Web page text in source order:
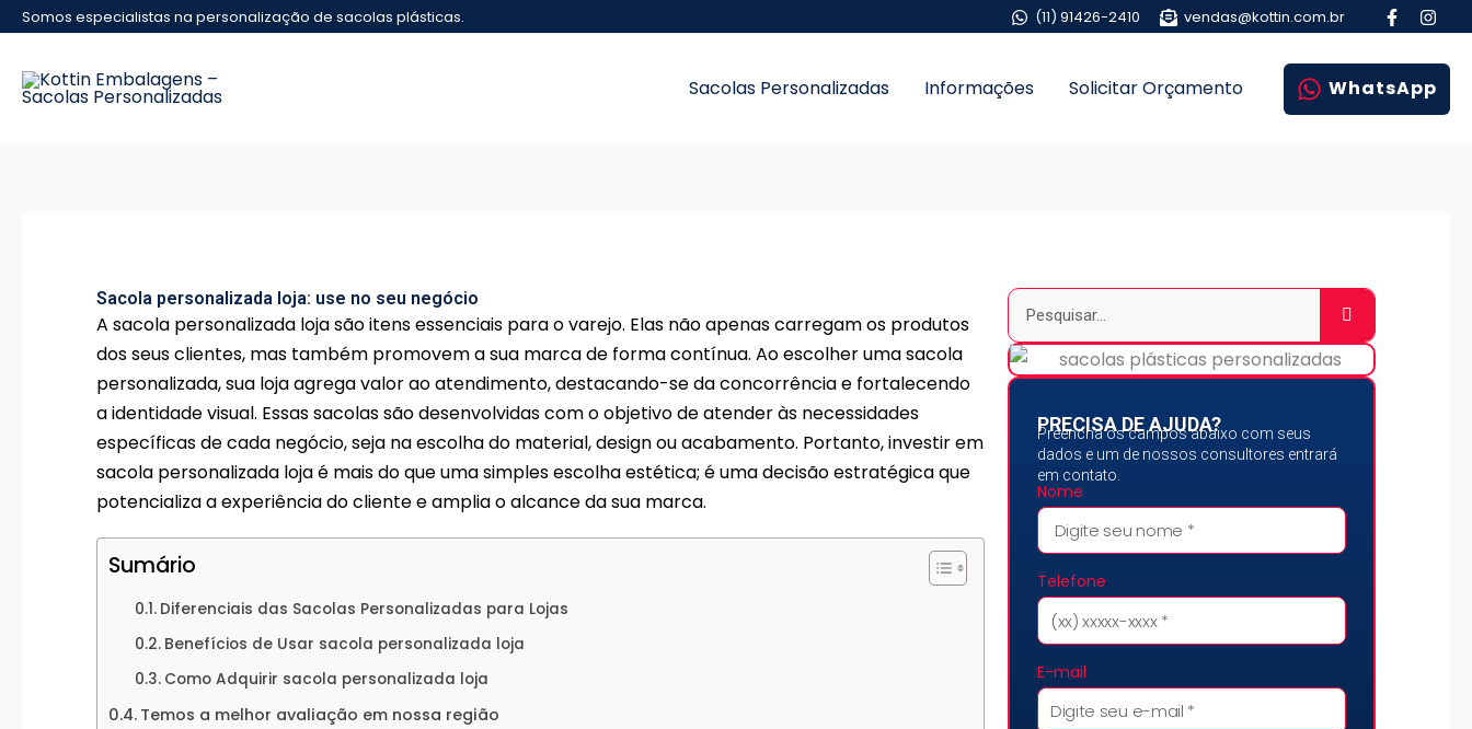
conteúdo
Somos especialistas na personalização de sacolas plásticas. (11) 91426-2410 vendas@kottin.com.br
Sacolas Personalizadas Informações Solicitar Orçamento WhatsApp
Sacola personalizada loja: use no seu negócio
A sacola personalizada loja são itens essenciais para o varejo. Elas não apenas carregam os produtos
dos seus clientes, mas também promovem a sua marca de forma contínua. Ao escolher uma sacola
personalizada, sua loja agrega valor ao atendimento, destacando-se da concorrência e fortalecendo
a identidade visual. Essas sacolas são desenvolvidas com o objetivo de atender às necessidades
específicas de cada negócio, seja na escolha do material, design ou acabamento. Portanto, investir em
sacola personalizada loja é mais do que uma simples escolha estética; é uma decisão estratégica que
potencializa a experiência do cliente e amplia o alcance da sua marca.
Sumário
Diferenciais das Sacolas Personalizadas para Lojas
Benefícios de Usar sacola personalizada loja
Como Adquirir sacola personalizada loja
Temos a melhor avaliação em nossa região
Pesquisar
PRECISA DE AJUDA?
Preencha os campos abaixo com seus
dados e um de nossos consultores entrará
em contato.
Nome
Telefone
E-mail